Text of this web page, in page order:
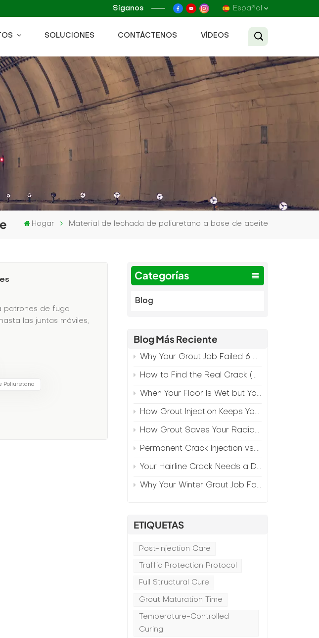
Síganos Español
Français
Русский
SOLUCIONES CONTÁCTENOS VÍDEOS
Hogar Material de lechada de poliuretano a base de aceite
Categorías
Blog
Blog Más Reciente
Why Your Grout Job Failed 6 Months Later (And How to Prevent It)
How to Find the Real Crack (Because What You See Isn't Always the Source)
When Your Floor Is Wet but Your Crack Is Dry
How Grout Injection Keeps Your Retail Floors Looking Fresh
How Grout Saves Your Radiant Floor from Moisture Damage
Permanent Crack Injection vs. Annual Patching—The Math
Your Hairline Crack Needs a Different Grout Than Your Wide Gap
Why Your Winter Grout Job Failed (And How to Fix It)
ETIQUETAS
Post-Injection Care
Traffic Protection Protocol
Full Structural Cure
Grout Maturation Time
Temperature-Controlled
Curing
patrones de fuga
las juntas móviles,
hidrofílicas para
precisaTolerancia a la
de
detrás de las
de huecos:Abordaje del
de varios niveles
debido a la corrosión
Poliuretano